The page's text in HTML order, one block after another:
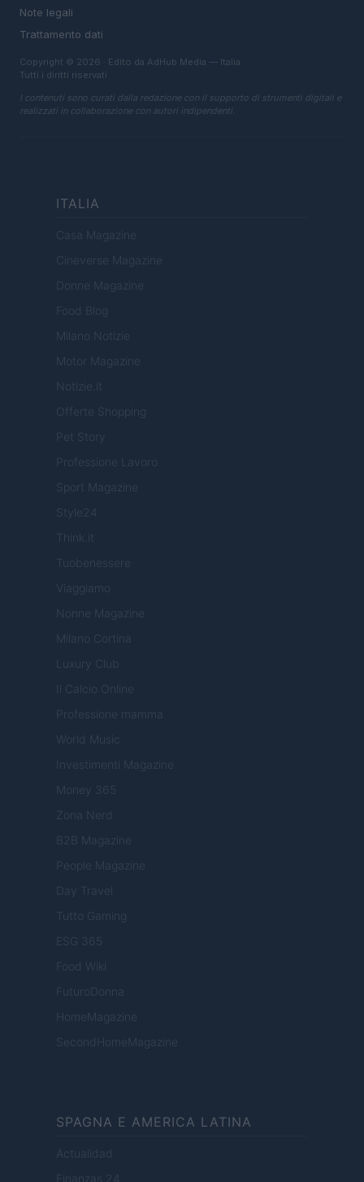
Note legali
Trattamento dati
Copyright © 2026 · Edito da AdHub Media — Italia
Tutti i diritti riservati
I contenuti sono curati dalla redazione con il supporto di strumenti digitali e
realizzati in collaborazione con autori indipendenti.
ITALIA
Casa Magazine
Cineverse Magazine
Donne Magazine
Food Blog
Milano Notizie
Motor Magazine
Notizie.it
Offerte Shopping
Pet Story
Professione Lavoro
Sport Magazine
Style24
Think.it
Tuobenessere
Viaggiamo
Nonne Magazine
Milano Cortina
Luxury Club
Il Calcio Online
Professione mamma
World Music
Investimenti Magazine
Money 365
Zona Nerd
B2B Magazine
People Magazine
Day Travel
Tutto Gaming
ESG 365
Food Wiki
FuturoDonna
HomeMagazine
SecondHomeMagazine
SPAGNA E AMERICA LATINA
Actualidad
Finanzas 24